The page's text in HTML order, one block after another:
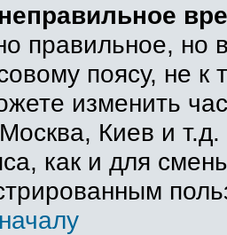
правильное, но
поясу, не
изменить
Киев и
как и для